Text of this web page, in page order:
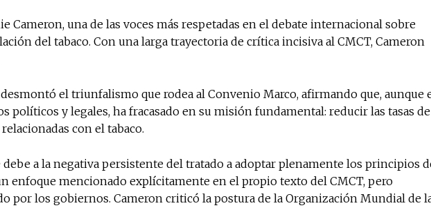
Cameron, una de las voces más respetadas en el debate internacional sobre
del tabaco. Con una larga trayectoria de crítica incisiva al CMCT, Cameron
el triunfalismo que rodea al Convenio Marco, afirmando que, aunque
políticos y legales, ha fracasado en su misión fundamental: reducir las tasas de
con el tabaco.
debe a la negativa persistente del tratado a adoptar plenamente los principios
enfoque mencionado explícitamente en el propio texto del CMCT, pero
por los gobiernos. Cameron criticó la postura de la Organización Mundial de